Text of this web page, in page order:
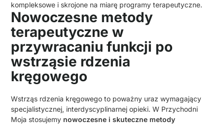
kompleksowe i skrojone na miarę programy terapeutyczne.
Nowoczesne metody
terapeutyczne w
przywracaniu funkcji po
wstrząsie rdzenia
kręgowego
Wstrząs rdzenia kręgowego to poważny uraz wymagający
specjalistycznej, interdyscyplinarnej opieki. W Przychodni
Moja stosujemy nowoczesne i skuteczne metody